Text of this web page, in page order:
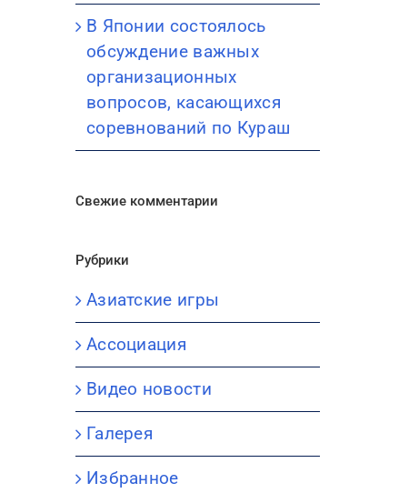
В Японии состоялось
обсуждение важных
организационных
вопросов, касающихся
соревнований по Кураш
Свежие комментарии
Рубрики
Азиатские игры
Ассоциация
Видео новости
Галерея
Избранное